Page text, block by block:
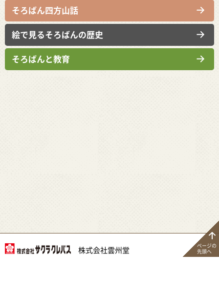
そろばん四方山話
絵で見るそろばんの歴史
そろばんと教育
ページの
先頭へ
株式会社雲州堂